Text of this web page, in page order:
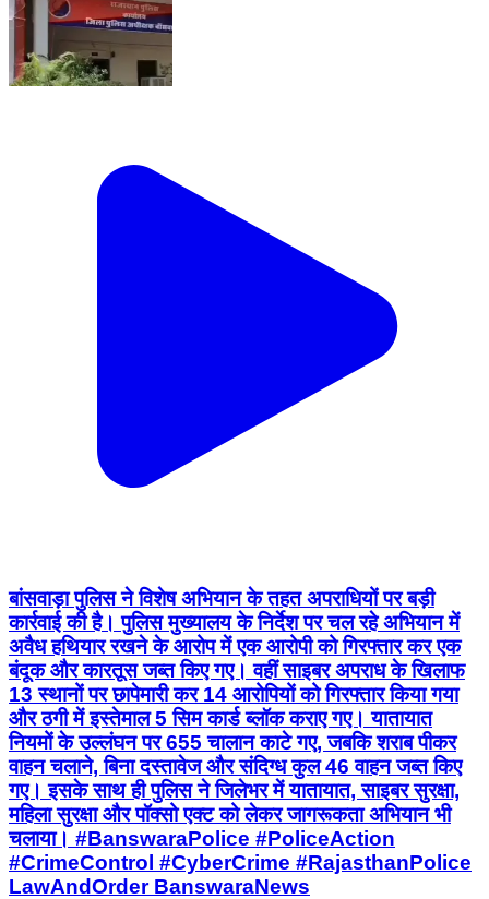
बांसवाड़ा पुलिस ने विशेष अभियान के तहत अपराधियों पर बड़ी
कार्रवाई की है। पुलिस मुख्यालय के निर्देश पर चल रहे अभियान में
अवैध हथियार रखने के आरोप में एक आरोपी को गिरफ्तार कर एक
बंदूक और कारतूस जब्त किए गए। वहीं साइबर अपराध के खिलाफ
13 स्थानों पर छापेमारी कर 14 आरोपियों को गिरफ्तार किया गया
और ठगी में इस्तेमाल 5 सिम कार्ड ब्लॉक कराए गए। यातायात
नियमों के उल्लंघन पर 655 चालान काटे गए, जबकि शराब पीकर
वाहन चलाने, बिना दस्तावेज और संदिग्ध कुल 46 वाहन जब्त किए
गए। इसके साथ ही पुलिस ने जिलेभर में यातायात, साइबर सुरक्षा,
महिला सुरक्षा और पॉक्सो एक्ट को लेकर जागरूकता अभियान भी
चलाया। #BanswaraPolice #PoliceAction
#CrimeControl #CyberCrime #RajasthanPolice
LawAndOrder BanswaraNews